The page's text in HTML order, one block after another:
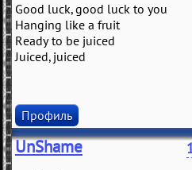
Good luck, good luck to you
Hanging like a fruit
Ready to be juiced
Juiced, juiced
Профиль
UnShame